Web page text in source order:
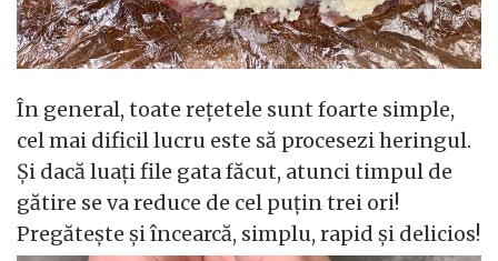
În general, toate rețetele sunt foarte simple,
cel mai dificil lucru este să procesezi heringul.
Și dacă luați file gata făcut, atunci timpul de
gătire se va reduce de cel puțin trei ori!
Pregătește și încearcă, simplu, rapid și delicios!